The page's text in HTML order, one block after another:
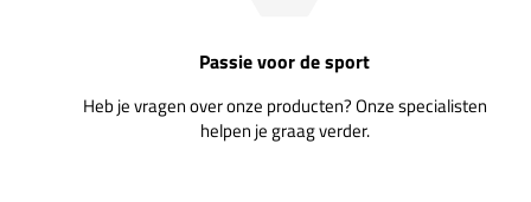
Passie voor de sport
Heb je vragen over onze producten? Onze specialisten
helpen je graag verder.